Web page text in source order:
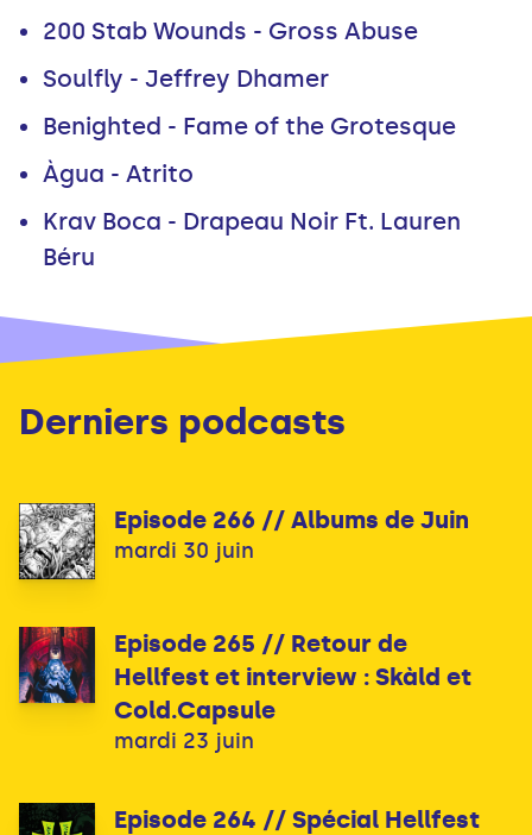
200 Stab Wounds - Gross Abuse
Soulfly - Jeffrey Dhamer
Benighted - Fame of the Grotesque
Àgua - Atrito
Krav Boca - Drapeau Noir Ft. Lauren
Béru
Derniers podcasts
Episode 266 // Albums de Juin
mardi 30 juin
Episode 265 // Retour de
Hellfest et interview : Skàld et
Cold.Capsule
mardi 23 juin
Episode 264 // Spécial Hellfest